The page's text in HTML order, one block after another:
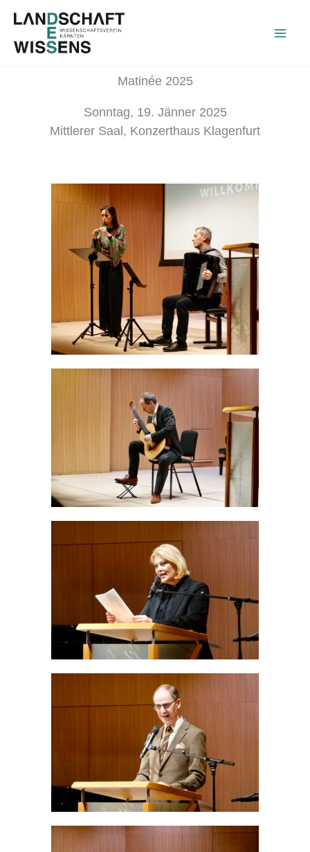
Inhalt
springen
Matinée 2025
Sonntag, 19. Jänner 2025
Mittlerer Saal, Konzerthaus Klagenfurt